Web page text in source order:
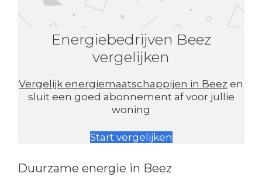
Energiebedrijven Beez
vergelijken
Vergelijk energiemaatschappijen in Beez en
sluit een goed abonnement af voor jullie
woning
Start vergelijken
Duurzame energie in Beez